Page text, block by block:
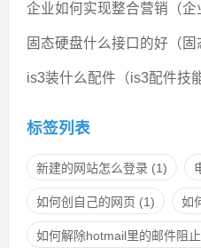
企业如何实现整合营销（企
固态硬盘什么接口的好（固
is3装什么配件（is3配件技能
标签列表
新建的网站怎么登录 (1)
如何创自己的网页 (1) 如
如何解除hotmail里的邮件阻止